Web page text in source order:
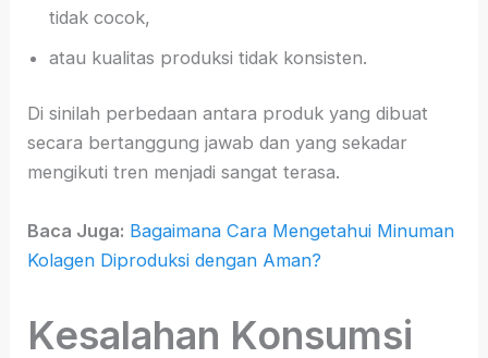
tidak cocok,
atau kualitas produksi tidak konsisten.
Di sinilah perbedaan antara produk yang dibuat
secara bertanggung jawab dan yang sekadar
mengikuti tren menjadi sangat terasa.
Baca Juga: Bagaimana Cara Mengetahui Minuman
Kolagen Diproduksi dengan Aman?
Kesalahan Konsumsi